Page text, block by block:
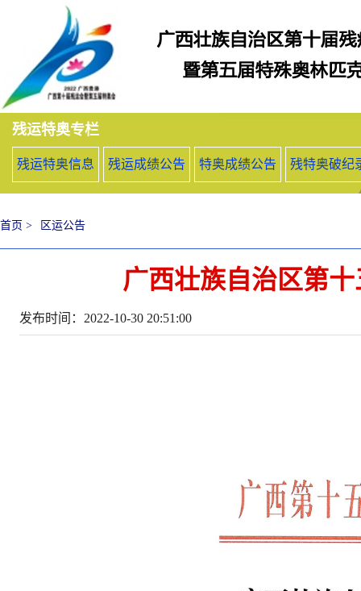
残运特奥专栏
残运特奥信息 残运成绩公告 特奥成绩公告 残特奥破纪
首页 > 区运公告
广西壮族自治区第
发布时间：2022-10-30 20:51:00